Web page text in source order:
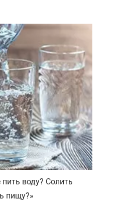
воду? Солить
пищу?»